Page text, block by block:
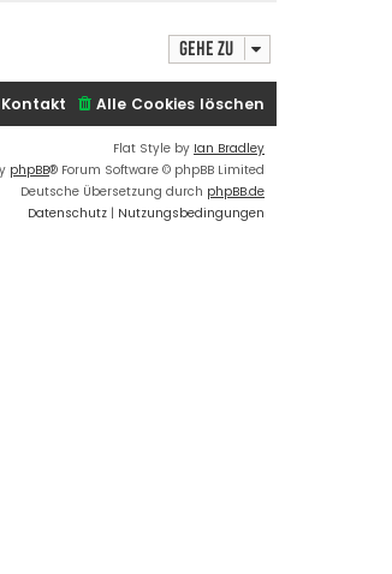
e
i
t
r
a
g
r
e
i
t
r
Gehe zu
Alle Cookies löschen
Kontakt
Flat Style by Ian Bradley
phpBB® Forum Software © phpBB Limited
Deutsche Übersetzung durch phpBB.de
Datenschutz | Nutzungsbedingungen